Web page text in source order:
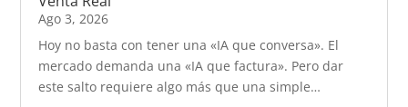
Ago 3, 2026
Hoy no basta con tener una «IA que conversa». El
mercado demanda una «IA que factura». Pero dar
este salto requiere algo más que una simple…